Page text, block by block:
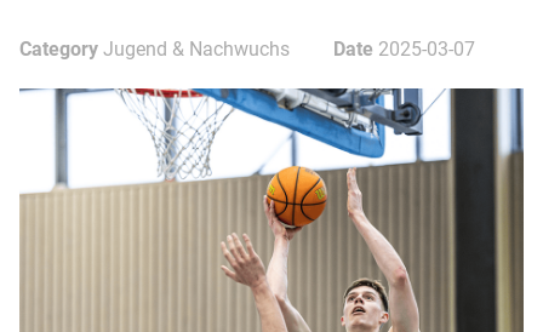
Category Jugend & Nachwuchs Date 2025-03-07